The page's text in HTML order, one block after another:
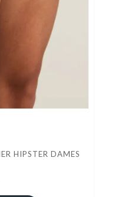
HIPSTER DAMES